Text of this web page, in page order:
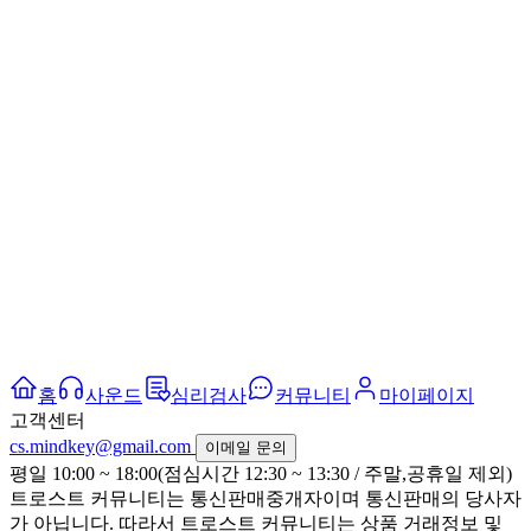
홈 사운드 심리검사 커뮤니티
마이페이지
고객센터
cs.mindkey@gmail.com
이메일 문의
평일 10:00 ~ 18:00(점심시간 12:30 ~ 13:30 / 주말,공휴일 제외)
트로스트 커뮤니티는 통신판매중개자이며 통신판매의 당사자
가 아닙니다. 따라서 트로스트 커뮤니티는 상품 거래정보 및